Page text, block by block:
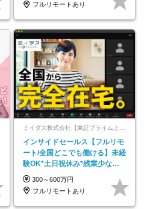
フルリモートあり
インサイドセールス【フルリモ
ート/全国どこでも働ける】未経
験OK*土日祝休み*残業少なめ*
在宅勤務手当あり
300～600万円
フルリモートあり